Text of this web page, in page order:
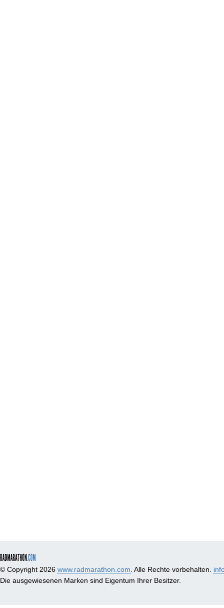
© Copyright 2026 www.radmarathon.com . Alle Rechte vorbehalten.
Die ausgewiesenen Marken sind Eigentum Ihrer Besitzer.